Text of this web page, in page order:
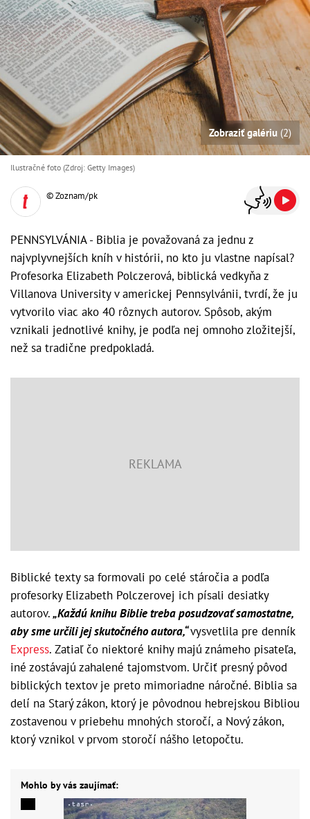
Zobraziť galériu (2)
Ilustračné foto (Zdroj: Getty Images)
© Zoznam/pk
PENNSYLVÁNIA - Biblia je považovaná za jednu z
najvplyvnejších kníh v histórii, no kto ju vlastne napísal?
Profesorka Elizabeth Polczerová, biblická vedkyňa z
Villanova University v americkej Pennsylvánii, tvrdí, že ju
vytvorilo viac ako 40 rôznych autorov. Spôsob, akým
vznikali jednotlivé knihy, je podľa nej omnoho zložitejší,
než sa tradične predpokladá.
Biblické texty sa formovali po celé stáročia a podľa
profesorky Elizabeth Polczerovej ich písali desiatky
autorov.„Každú knihu Biblie treba posudzovať samostatne,
aby sme určili jej skutočného autora,“vysvetlila pre denník
Express. Zatiaľ čo niektoré knihy majú známeho pisateľa,
iné zostávajú zahalené tajomstvom. Určiť presný pôvod
biblických textov je preto mimoriadne náročné. Biblia sa
delí na Starý zákon, ktorý je pôvodnou hebrejskou Bibliou
zostavenou v priebehu mnohých storočí, a Nový zákon,
ktorý vznikol v prvom storočí nášho letopočtu.
Mohlo by vás zaujímať: